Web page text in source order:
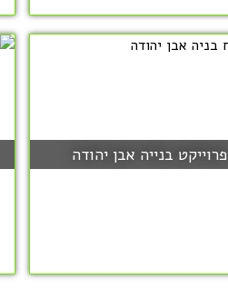
פרוייקט בנייה אבן יהודה